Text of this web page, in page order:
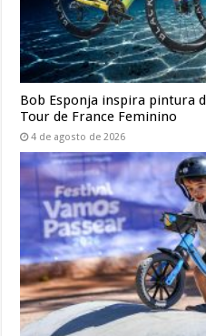
Bob Esponja inspira pintura
Tour de France Feminino
4 de agosto de 2026